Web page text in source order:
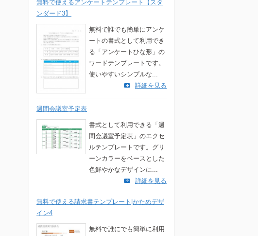
無料で使えるアンケートテンプレート【スタ
ンダード3】
無料で誰でも簡単にアンケ
ートの書式として利用でき
る「アンケートひな形」の
ワードテンプレートです。
使いやすいシンプルな...
詳細を見る
週間会議室予定表
書式として利用できる「週
間会議室予定表」のエクセ
ルテンプレートです。グリ
ーンカラーをベースとした
色鮮やかなデザインに...
詳細を見る
無料で使える請求書テンプレート|かためデザ
イン4
無料で誰にでも簡単に利用